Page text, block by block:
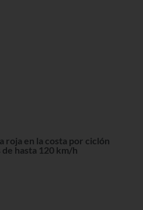
roja en la costa por ciclón
hasta 120 km/h